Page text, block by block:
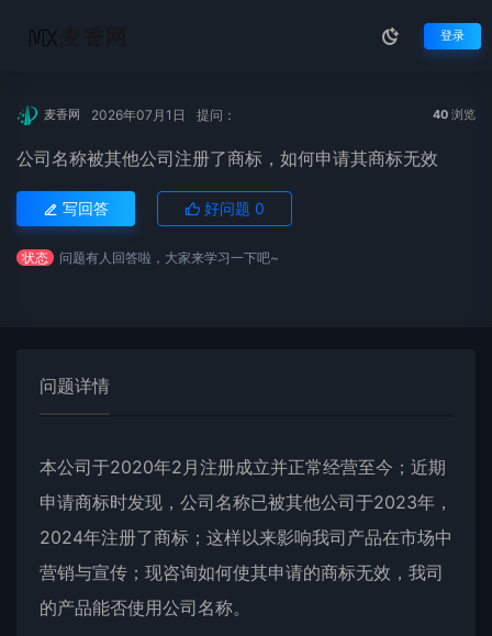
登录
麦香网 2026年07月1日 提问： 40 浏览
公司名称被其他公司注册了商标，如何申请其商标无效
写回答 好问题 0
状态 问题有人回答啦，大家来学习一下吧~
问题详情
本公司于2020年2月注册成立并正常经营至今；近期
申请商标时发现，公司名称已被其他公司于2023年，
2024年注册了商标；这样以来影响我司产品在市场中
营销与宣传；现咨询如何使其申请的商标无效，我司
的产品能否使用公司名称。